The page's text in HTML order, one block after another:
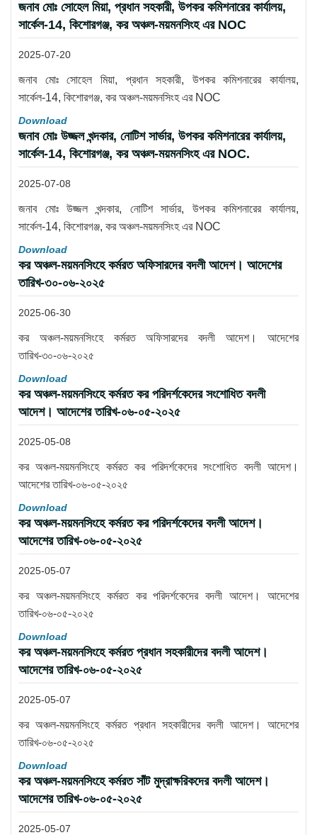
জনাব মোঃ সোহেল মিয়া, প্রধান সহকারী, উপকর কমিশনারের কার্যালয়,
সার্কেল-14, কিশোরগঞ্জ, কর অঞ্চল-ময়মনসিংহ এর NOC
2025-07-20
জনাব মোঃ সোহেল মিয়া, প্রধান সহকারী, উপকর কমিশনারের কার্যালয়,
সার্কেল-14, কিশোরগঞ্জ, কর অঞ্চল-ময়মনসিংহ এর NOC
Download
জনাব মোঃ উজ্জল খন্দকার, নোটিশ সার্ভার, উপকর কমিশনারের কার্যালয়,
সার্কেল-14, কিশোরগঞ্জ, কর অঞ্চল-ময়মনসিংহ এর NOC.
2025-07-08
জনাব মোঃ উজ্জল খন্দকার, নোটিশ সার্ভার, উপকর কমিশনারের কার্যালয়,
সার্কেল-14, কিশোরগঞ্জ, কর অঞ্চল-ময়মনসিংহ এর NOC
Download
কর অঞ্চল-ময়মনসিংহে কর্মরত অফিসারদের বদলী আদেশ। আদেশের
তারিখ-৩০-০৬-২০২৫
2025-06-30
কর অঞ্চল-ময়মনসিংহে কর্মরত অফিসারদের বদলী আদেশ। আদেশের
তারিখ-৩০-০৬-২০২৫
Download
কর অঞ্চল-ময়মনসিংহে কর্মরত কর পরিদর্শকেদের সংশোধিত বদলী
আদেশ। আদেশের তারিখ-০৬-০৫-২০২৫
2025-05-08
কর অঞ্চল-ময়মনসিংহে কর্মরত কর পরিদর্শকেদের সংশোধিত বদলী আদেশ।
আদেশের তারিখ-০৬-০৫-২০২৫
Download
কর অঞ্চল-ময়মনসিংহে কর্মরত কর পরিদর্শকেদের বদলী আদেশ।
আদেশের তারিখ-০৬-০৫-২০২৫
2025-05-07
কর অঞ্চল-ময়মনসিংহে কর্মরত কর পরিদর্শকেদের বদলী আদেশ। আদেশের
তারিখ-০৬-০৫-২০২৫
Download
কর অঞ্চল-ময়মনসিংহে কর্মরত প্রধান সহকারীদের বদলী আদেশ।
আদেশের তারিখ-০৬-০৫-২০২৫
2025-05-07
কর অঞ্চল-ময়মনসিংহে কর্মরত প্রধান সহকারীদের বদলী আদেশ। আদেশের
তারিখ-০৬-০৫-২০২৫
Download
কর অঞ্চল-ময়মনসিংহে কর্মরত সাঁট মুদ্রাক্ষরিকদের বদলী আদেশ।
আদেশের তারিখ-০৬-০৫-২০২৫
2025-05-07